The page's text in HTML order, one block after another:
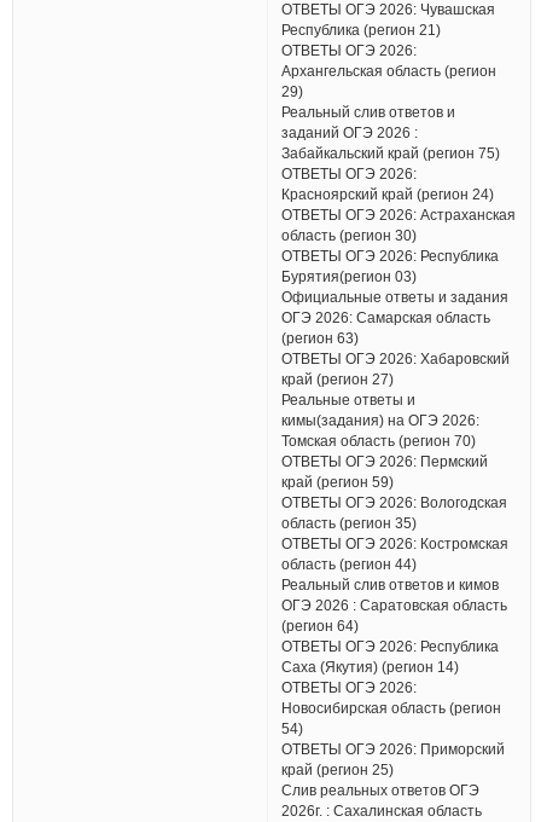
ОТВЕТЫ ОГЭ 2026: Чувашская
Республика (регион 21)
ОТВЕТЫ ОГЭ 2026:
Архангельская область (регион
29)
Реальный слив ответов и
заданий ОГЭ 2026 :
Забайкальский край (регион 75)
ОТВЕТЫ ОГЭ 2026:
Красноярский край (регион 24)
ОТВЕТЫ ОГЭ 2026: Астраханская
область (регион 30)
ОТВЕТЫ ОГЭ 2026: Республика
Бурятия(регион 03)
Официальные ответы и задания
ОГЭ 2026: Самарская область
(регион 63)
ОТВЕТЫ ОГЭ 2026: Хабаровский
край (регион 27)
Реальные ответы и
кимы(задания) на ОГЭ 2026:
Томская область (регион 70)
ОТВЕТЫ ОГЭ 2026: Пермский
край (регион 59)
ОТВЕТЫ ОГЭ 2026: Вологодская
область (регион 35)
ОТВЕТЫ ОГЭ 2026: Костромская
область (регион 44)
Реальный слив ответов и кимов
ОГЭ 2026 : Саратовская область
(регион 64)
ОТВЕТЫ ОГЭ 2026: Республика
Саха (Якутия) (регион 14)
ОТВЕТЫ ОГЭ 2026:
Новосибирская область (регион
54)
ОТВЕТЫ ОГЭ 2026: Приморский
край (регион 25)
Слив реальных ответов ОГЭ
2026г. : Сахалинская область